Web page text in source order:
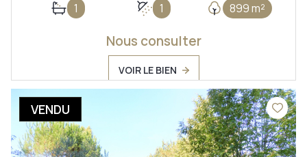
1 1 899 m²
Nous consulter
VOIR LE BIEN
VENDU